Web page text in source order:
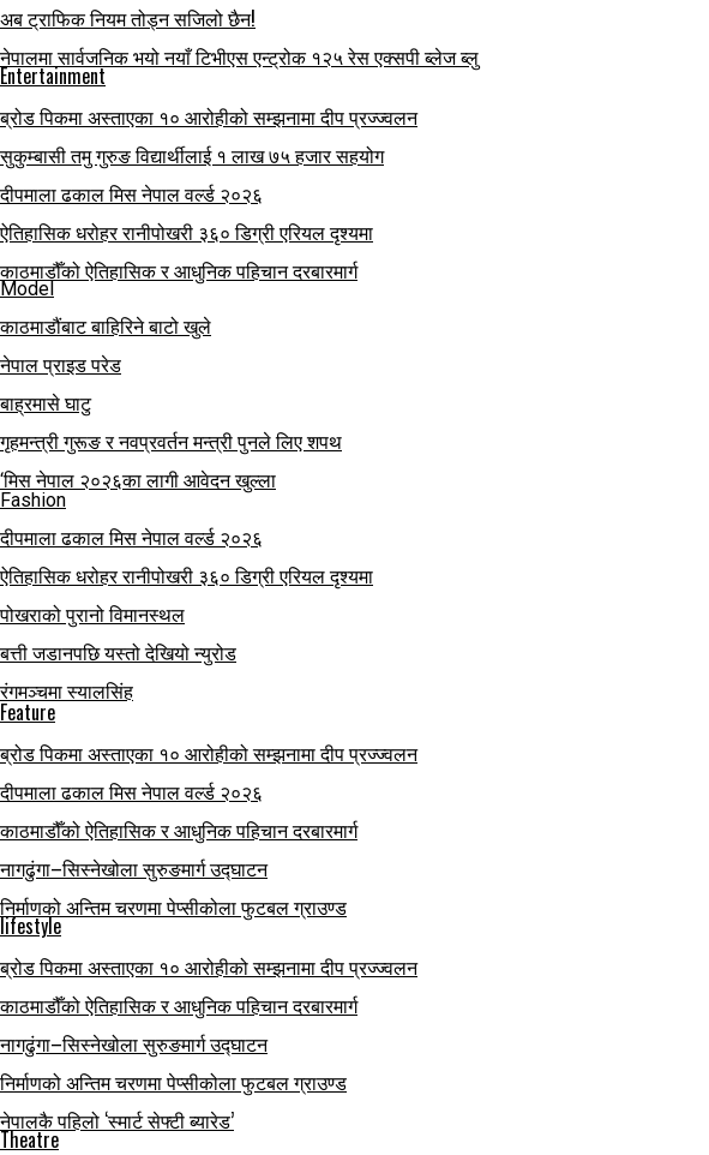
अब ट्राफिक नियम तोड्न सजिलो छैन!
नेपालमा सार्वजनिक भयो नयाँ टिभीएस एन्ट्रोक १२५ रेस एक्सपी ब्लेज ब्लु
Entertainment
ब्रोड पिकमा अस्ताएका १० आरोहीको सम्झनामा दीप प्रज्ज्वलन
सुकुम्बासी तमु गुरुङ विद्यार्थीलाई १ लाख ७५ हजार सहयोग
दीपमाला ढकाल मिस नेपाल वर्ल्ड २०२६
ऐतिहासिक धरोहर रानीपोखरी ३६० डिग्री एरियल दृश्यमा
काठमाडौँको ऐतिहासिक र आधुनिक पहिचान दरबारमार्ग
Model
काठमाडौंबाट बाहिरिने बाटो खुले
नेपाल प्राइड परेड
बाह्रमासे घाटु
गृहमन्त्री गुरूङ र नवप्रवर्तन मन्त्री पुनले लिए शपथ
‘मिस नेपाल २०२६का लागी आवेदन खुल्ला
Fashion
दीपमाला ढकाल मिस नेपाल वर्ल्ड २०२६
ऐतिहासिक धरोहर रानीपोखरी ३६० डिग्री एरियल दृश्यमा
पोखराको पुरानो विमानस्थल
बत्ती जडानपछि यस्तो देखियो न्युरोड
रंगमञ्चमा स्यालसिंह
Feature
ब्रोड पिकमा अस्ताएका १० आरोहीको सम्झनामा दीप प्रज्ज्वलन
दीपमाला ढकाल मिस नेपाल वर्ल्ड २०२६
काठमाडौँको ऐतिहासिक र आधुनिक पहिचान दरबारमार्ग
नागढुंगा–सिस्नेखोला सुरुङमार्ग उद्घाटन
निर्माणको अन्तिम चरणमा पेप्सीकोला फुटबल ग्राउण्ड
lifestyle
ब्रोड पिकमा अस्ताएका १० आरोहीको सम्झनामा दीप प्रज्ज्वलन
काठमाडौँको ऐतिहासिक र आधुनिक पहिचान दरबारमार्ग
नागढुंगा–सिस्नेखोला सुरुङमार्ग उद्घाटन
निर्माणको अन्तिम चरणमा पेप्सीकोला फुटबल ग्राउण्ड
नेपालकै पहिलो ‘स्मार्ट सेफ्टी ब्यारेड’
Theatre